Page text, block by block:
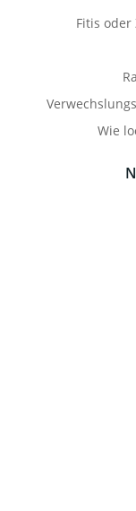
Fitis oder
Wie